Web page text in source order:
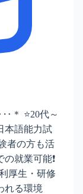
⭐20代～
本語能力試
者の方も活
就業可能❗
厚生・研修
れる環境